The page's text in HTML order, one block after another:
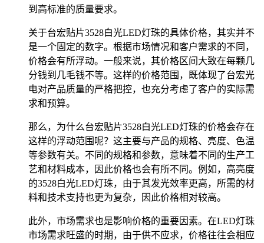
到高标准的质量要求。
关于台宏贴片3528白光LED灯珠的具体价格，其实并不
是一个固定的数字。根据市场情况和客户需求的不同，
价格会有所浮动。一般来说，其价格区间大致在每颗几
分钱到几毛钱不等。这样的价格范围，既体现了台宏光
电对产品质量的严格把控，也充分考虑了客户的实际需
求和预算。
那么，为什么台宏贴片3528白光LED灯珠的价格会存在
这样的浮动范围呢？这主要与产品的规格、亮度、色温
等参数有关。不同的规格和参数，意味着不同的生产工
艺和材料成本，因此价格也会有所不同。例如，高亮度
的3528白光LED灯珠，由于其发光效率更高，所需的材
料和技术支持也更为复杂，因此价格相对较高。
此外，市场需求也是影响价格的重要因素。在LED灯珠
市场需求旺盛的时期，由于供不应求，价格往往会相应